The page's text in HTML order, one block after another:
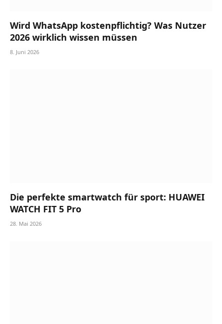
Wird WhatsApp kostenpflichtig? Was Nutzer
2026 wirklich wissen müssen
8. Juni 2026
Die perfekte smartwatch für sport: HUAWEI
WATCH FIT 5 Pro
28. Mai 2026